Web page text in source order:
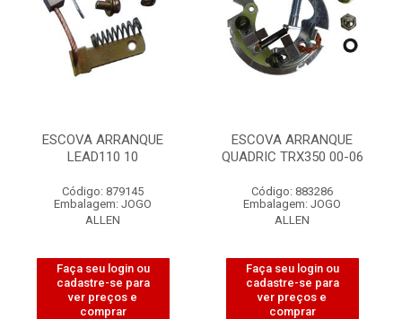
ESCOVA ARRANQUE
LEAD110 10
Código: 879145
Embalagem: JOGO
ALLEN
Faça seu login ou
cadastre-se para
ver preços e
comprar
ESCOVA ARRANQUE
QUADRIC TRX350 00-06
Código: 883286
Embalagem: JOGO
ALLEN
Faça seu login ou
cadastre-se para
ver preços e
comprar